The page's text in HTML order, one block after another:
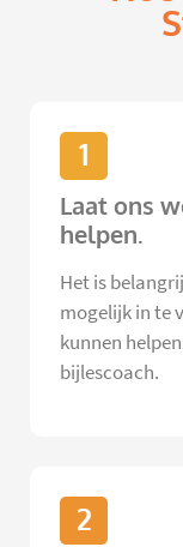
1
Laat ons
helpen.
Het is
mogelijk in te
kunnen
bijlescoach.
2